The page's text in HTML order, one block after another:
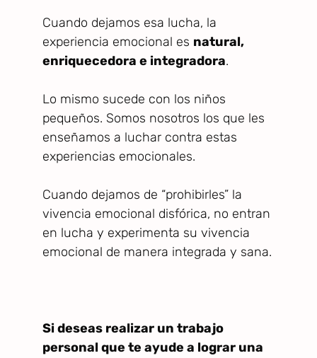
Cuando dejamos esa lucha, la
experiencia emocional es natural,
enriquecedora e integradora.
Lo mismo sucede con los niños
pequeños. Somos nosotros los que les
enseñamos a luchar contra estas
experiencias emocionales.
Cuando dejamos de “prohibirles” la
vivencia emocional disfórica, no entran
en lucha y experimenta su vivencia
emocional de manera integrada y sana.
Si deseas realizar un trabajo
personal que te ayude a lograr una